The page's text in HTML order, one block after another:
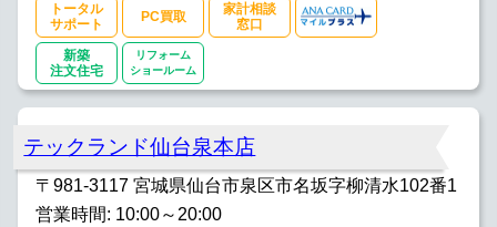
トータル
サポート
PC買取
家計相談
窓口
新築
注文住宅
リフォーム
ショールーム
テックランド仙台泉本店
〒981-3117 宮城県仙台市泉区市名坂字柳清水102番1
営業時間: 10:00～20:00